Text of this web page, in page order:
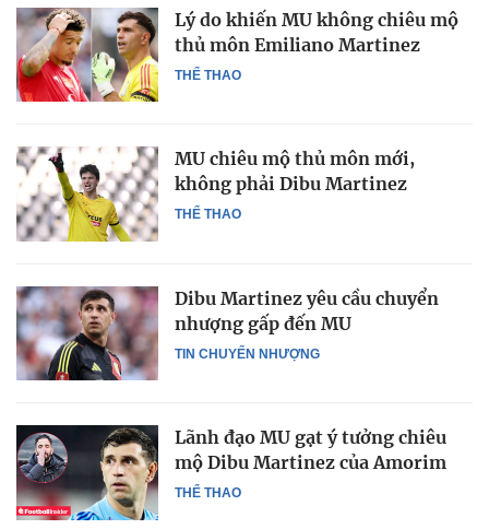
THỂ THAO
Lý do khiến MU không chiêu mộ
thủ môn Emiliano Martinez
THỂ THAO
MU chiêu mộ thủ môn mới,
không phải Dibu Martinez
TIN CHUYỂN NHƯỢNG
Dibu Martinez yêu cầu chuyển
nhượng gấp đến MU
THỂ THAO
Lãnh đạo MU gạt ý tưởng chiêu
mộ Dibu Martinez của Amorim